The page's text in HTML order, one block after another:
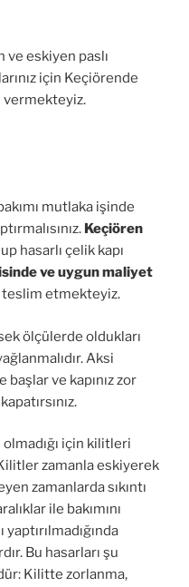
ve eskiyen paslı
için Keçiörende
vermekteyiz.
mutlaka işinde
Keçiören
hasarlı çelik kapı
ve uygun maliyet
etmekteyiz.
ölçülerde oldukları
Aksi
ve kapınız zor
olmadığı için kilitleri
zamanla eskiyerek
zamanlarda sıkıntı
ile bakımını
yaptırılmadığında
Bu hasarları şu
Kilitte zorlanma,